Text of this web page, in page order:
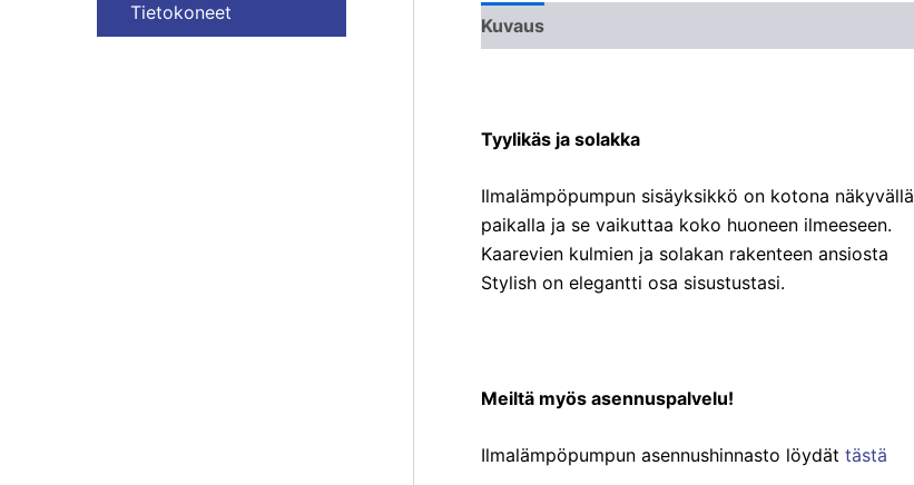
Tietokoneet
Kuvaus
Tyylikäs ja solakka
Ilmalämpöpumpun sisäyksikkö on kotona näkyvällä
paikalla ja se vaikuttaa koko huoneen ilmeeseen.
Kaarevien kulmien ja solakan rakenteen ansiosta
Stylish on elegantti osa sisustustasi.
Meiltä myös asennuspalvelu!
Ilmalämpöpumpun asennushinnasto löydät tästä